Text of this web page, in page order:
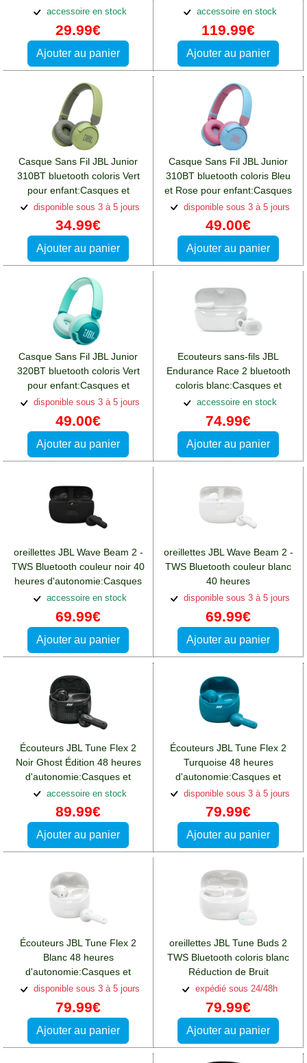
de Bruit Active
accessoire en stock
29.99€
Ajouter au panier
blanc:Casques et écouteurs
Oppo A76
accessoire en stock
119.99€
Ajouter au panier
Casque Sans Fil JBL Junior
310BT bluetooth coloris Vert
pour enfant:Casques et
écouteurs Oppo A76
disponible sous 3 à 5 jours
34.99€
Ajouter au panier
Casque Sans Fil JBL Junior
310BT bluetooth coloris Bleu
et Rose pour enfant:Casques
et écouteurs Oppo A76
disponible sous 3 à 5 jours
49.00€
Ajouter au panier
Casque Sans Fil JBL Junior
320BT bluetooth coloris Vert
pour enfant:Casques et
écouteurs Oppo A76
disponible sous 3 à 5 jours
49.00€
Ajouter au panier
Ecouteurs sans-fils JBL
Endurance Race 2 bluetooth
coloris blanc:Casques et
écouteurs Oppo A76
accessoire en stock
74.99€
Ajouter au panier
oreillettes JBL Wave Beam 2 -
TWS Bluetooth couleur noir 40
heures d'autonomie:Casques
et écouteurs Oppo A76
accessoire en stock
69.99€
Ajouter au panier
oreillettes JBL Wave Beam 2 -
TWS Bluetooth couleur blanc
40 heures
d'autonomie:Casques et
écouteurs Oppo A76
disponible sous 3 à 5 jours
69.99€
Ajouter au panier
Écouteurs JBL Tune Flex 2
Noir Ghost Édition 48 heures
d'autonomie:Casques et
écouteurs Oppo A76
accessoire en stock
89.99€
Ajouter au panier
Écouteurs JBL Tune Flex 2
Turquoise 48 heures
d'autonomie:Casques et
écouteurs Oppo A76
disponible sous 3 à 5 jours
79.99€
Ajouter au panier
Écouteurs JBL Tune Flex 2
Blanc 48 heures
d'autonomie:Casques et
écouteurs Oppo A76
disponible sous 3 à 5 jours
79.99€
Ajouter au panier
oreillettes JBL Tune Buds 2
TWS Bluetooth coloris blanc
Réduction de Bruit
Active:Casques et écouteurs
Oppo A76
expédié sous 24/48h
79.99€
Ajouter au panier